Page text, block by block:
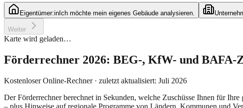
Eigentümer:in Ich möchte mein eigenes Gebäude analysieren.
Weiter
Karte wird geladen…
Förderrechner 2026: BEG-, KfW- und BAFA-
Kostenloser Online-Rechner · zuletzt aktualisiert: Juli 2026
Der Förderrechner berechnet in Sekunden, welche Zuschüsse Ihnen für
– plus Hinweise auf regionale Programme von Ländern, Kommunen und